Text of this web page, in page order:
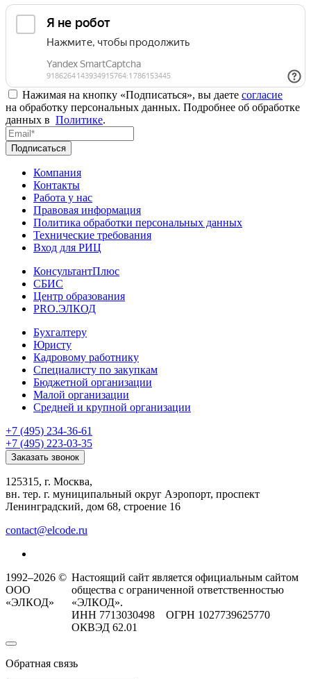
Нажимая на кнопку «Подписаться», вы даете согласие
на обработку персональных данных. Подробнее об обработке
данных в Политике.
Подписаться
Компания
Контакты
Работа у нас
Правовая информация
Политика обработки персональных данных
Технические требования
Вход для РИЦ
КонсультантПлюс
СБИС
Центр образования
PRO.ЭЛКОД
Бухгалтеру
Юристу
Кадровому работнику
Специалисту по закупкам
Бюджетной организации
Малой организации
Средней и крупной организации
+7 (495) 234-36-61
+7 (495) 223-03-35
Заказать звонок
125315, г. Москва,
вн. тер. г. муниципальный округ Аэропорт, проспект
Ленинградский, дом 68, строение 16
contact@elcode.ru
1992–2026 ©
ООО
«ЭЛКОД»
Настоящий сайт является официальным сайтом
общества с ограниченной ответственностью
«ЭЛКОД».
ИНН 7713030498 ОГРН 1027739625770
ОКВЭД 62.01
Обратная связь